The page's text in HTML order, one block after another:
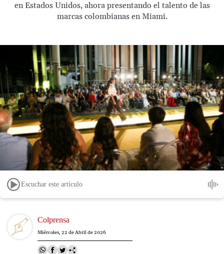
en Estados Unidos, ahora presentando el talento de las
marcas colombianas en Miami.
Escuchar este artículo
Image Colprensa
Miércoles, 22 de Abril de 2026